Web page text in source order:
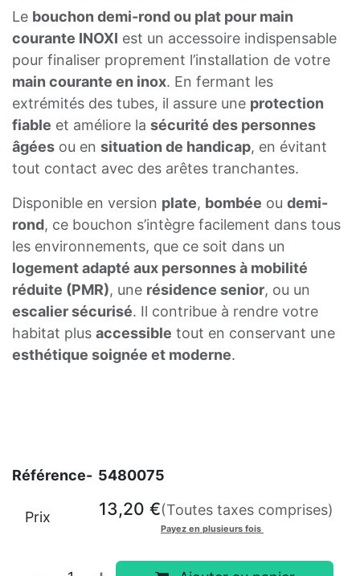
Le bouchon demi-rond ou plat pour main
courante INOXI est un accessoire indispensable
pour finaliser proprement l’installation de votre
main courante en inox. En fermant les
extrémités des tubes, il assure une protection
fiable et améliore la sécurité des personnes
âgées ou en situation de handicap, en évitant
tout contact avec des arêtes tranchantes.
Disponible en version plate, bombée ou demi-
rond, ce bouchon s’intègre facilement dans tous
les environnements, que ce soit dans un
logement adapté aux personnes à mobilité
réduite (PMR), une résidence senior, ou un
escalier sécurisé. Il contribue à rendre votre
habitat plus accessible tout en conservant une
esthétique soignée et moderne.
Référence- 5480075
Prix 13,20 €(Toutes taxes comprises)
Payez en plusieurs fois